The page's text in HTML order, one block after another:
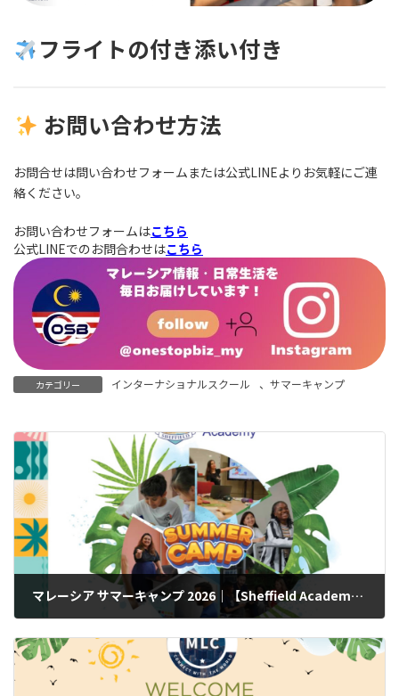
フライトの付き添い付き
お問い合わせ方法
お問合せは問い合わせフォームまたは公式LINEよりお気軽にご連
絡ください。
お問い合わせフォームはこちら
公式LINEでのお問合わせはこちら
カテゴリー インターナショナルスクール 、 サマーキャンプ
マレーシア サマーキャンプ 2026｜【Sheffield Academy】5つ星ホテル滞在の豪華プランあり！